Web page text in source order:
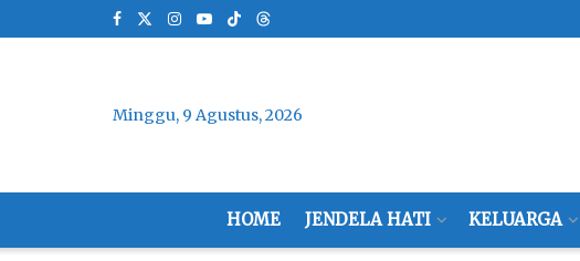
Minggu, 9 Agustus, 2026
HOME JENDELA HATI KELUARGA